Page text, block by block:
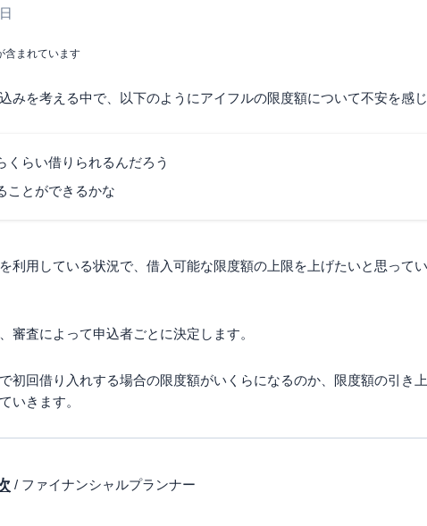
含まれています
みを考える中で、以下のようにアイフルの限度額について不安を感じ
くらい借りられるんだろう
ことができるかな
利用している状況で、借入可能な限度額の上限を上げたいと思って
審査によって申込者ごとに決定します。
初回借り入れする場合の限度額がいくらになるのか、限度額の引き
いきます。
/ ファイナンシャルプランナー